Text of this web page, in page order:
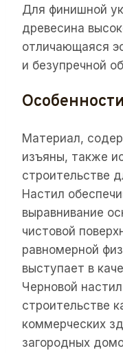
Для финишной
древесина
отличающаяся
и безупречной
Материал,
изъяны, также
строительстве
Настил
выравнивание
чистовой
равномерной
выступает в
Черновой
строительстве
коммерческих
загородных